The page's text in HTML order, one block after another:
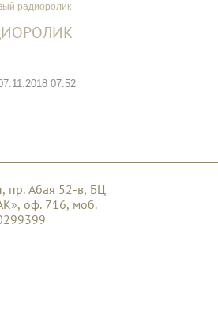
радиоролик
07:52
пр. Абая 52-в, БЦ
оф. 716, моб.